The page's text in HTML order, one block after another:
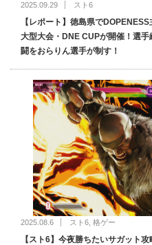
2025.09.29 スト6
【レポート】徳島県で
大型大会・DNE CUPが開催！選
闘をおらりん選手が制す！
2025.08.6 スト6 格ゲー
【スト6】今夜勝ちたいサガット攻